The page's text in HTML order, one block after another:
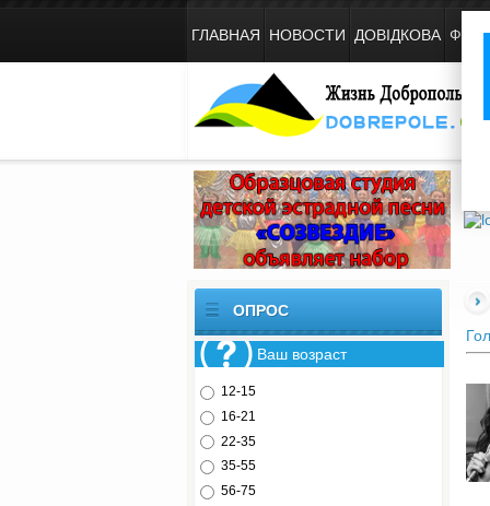
ГЛАВНАЯ НОВОСТИ ДОВІДКОВА
ОПРОС
Ваш возраст
12-15
16-21
22-35
35-55
56-75